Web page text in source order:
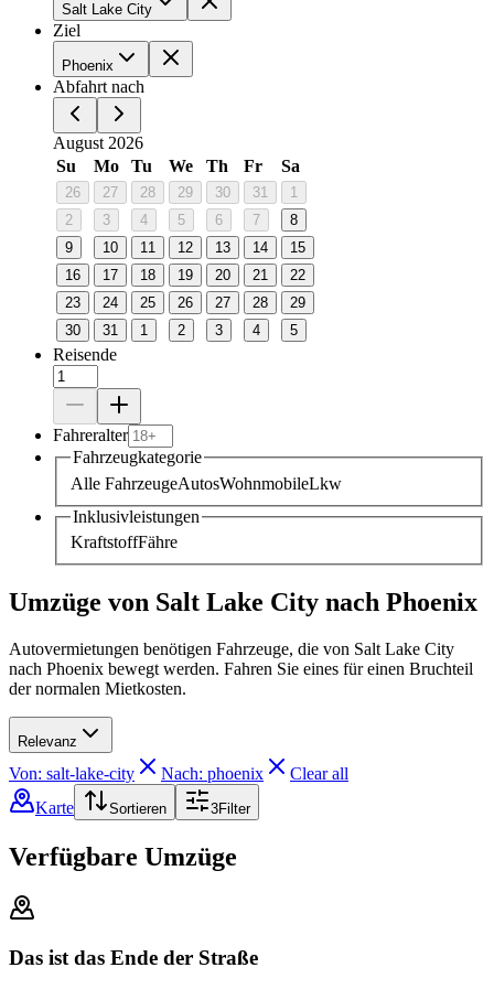
Salt Lake City
Ziel
Phoenix
Abfahrt nach
August 2026
Su
Mo Tu We Th Fr Sa
26 27 28 29 30 31
1
2
3 4 5 6 7
8
9
10 11 12 13 14
15
16
17 18 19 20 21
22
23
24 25 26 27 28
29
30
31 1 2 3 4 5
Reisende
Fahreralter
Fahrzeugkategorie
Alle FahrzeugeAutosWohnmobileLkw
Inklusivleistungen
KraftstoffFähre
Umzüge von Salt Lake City nach Phoenix
Autovermietungen benötigen Fahrzeuge, die von Salt Lake City
nach Phoenix bewegt werden. Fahren Sie eines für einen Bruchteil
der normalen Mietkosten.
Relevanz
Von: salt-lake-city Nach: phoenix
Clear all
Karte
Sortieren 3Filter
Verfügbare Umzüge
Das ist das Ende der Straße